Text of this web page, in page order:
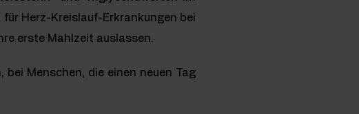
Herz-Kreislauf-Erkrankungen bei
erste Mahlzeit auslassen.
Menschen, die einen neuen Tag